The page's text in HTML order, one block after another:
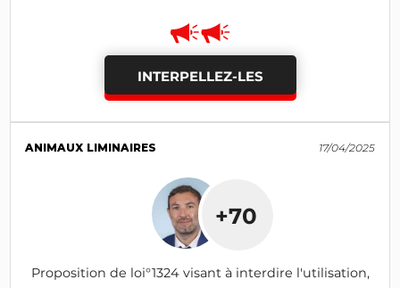
INTERPELLEZ-LES
ANIMAUX LIMINAIRES 17/04/2025
+70
Proposition de loi°1324 visant à interdire l'utilisation,